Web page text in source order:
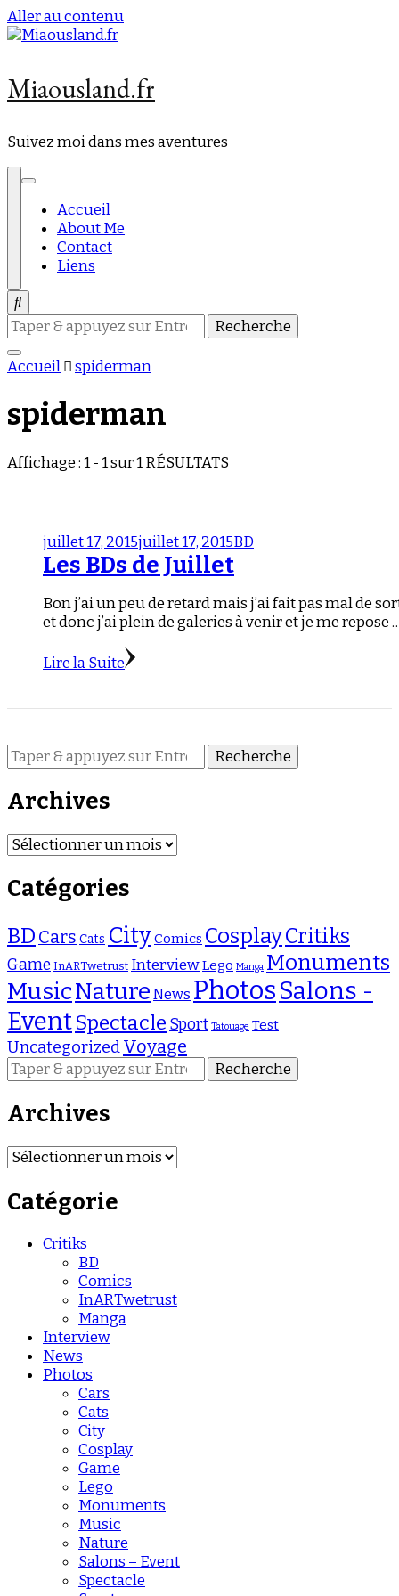
Aller au contenu
Miaousland.fr
Suivez moi dans mes aventures
Accueil
About Me
Contact
Liens
Vous
recherchiez
quelque
chose
Accueil spiderman
spiderman
Affichage : 1 - 1 sur 1 RÉSULTATS
juillet 17, 2015juillet 17, 2015BD
Les BDs de Juillet
Bon j’ai un peu de retard mais j’ai fait pas mal de
et donc j’ai plein de galeries à venir et je me repose
Lire la Suite
Vous
recherchiez
quelque
chose
Archives
Archives
Catégories
BD Cars Cats CityComics CosplayCritiks
Game InARTwetrust InterviewLego Manga Monuments
MusicNature News PhotosSalons -
EventSpectacle Sport Tatouage Test
UncategorizedVoyage
Vous
recherchiez
quelque
chose
Archives
Archives
Catégorie
Critiks
BD
Comics
InARTwetrust
Manga
Interview
News
Photos
Cars
Cats
City
Cosplay
Game
Lego
Monuments
Music
Nature
Salons – Event
Spectacle